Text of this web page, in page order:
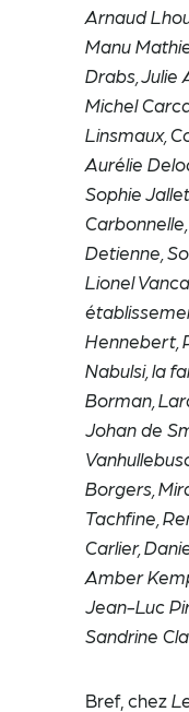
Arnaud
Manu
Drabs, Julie
Michel
Linsmaux,
Aurélie
Sophie
Detienne,
Lionel
Hennebert,
Nabulsi, la
Borman,
Johan de
Borgers,
Tachfine,
Carlier,
Amber
Jean-Luc
Sandrine
Bref, chez